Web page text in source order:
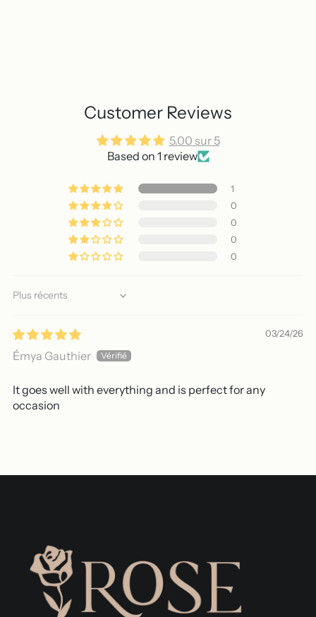
Customer Reviews
5.00 sur 5
Based on 1 review
1
0
0
0
0
Sort by
03/24/26
Émya Gauthier
It goes well with everything and is perfect for any
occasion